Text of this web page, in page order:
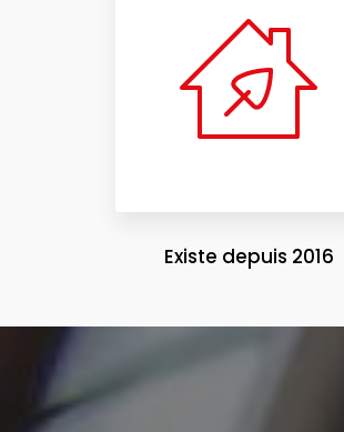
Existe depuis 2016